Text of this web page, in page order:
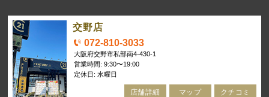
交野店
072-810-3033
大阪府交野市私部南4-430-1
営業時間: 9:30〜19:00
定休日: 水曜日
店舗詳細 マップ クチコミ